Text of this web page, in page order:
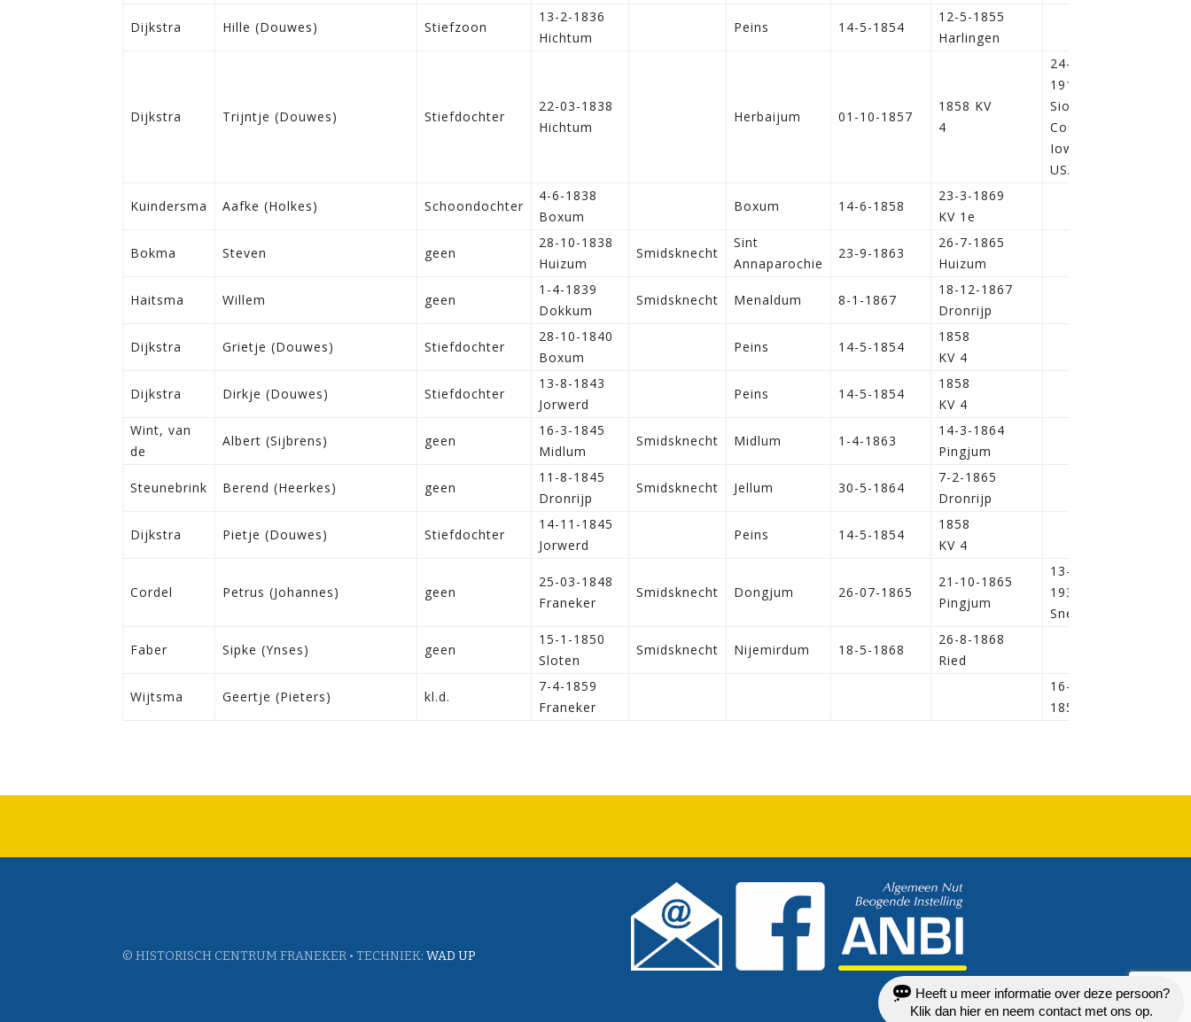
Dijkstra Hille (Douwes) Stiefzoon
13-2-1836
Hichtum
Peins 14-5-1854
12-5-1855
Harlingen
Dijkstra Trijntje (Douwes) Stiefdochter
22-03-1838
Hichtum
Herbaijum 01-10-1857
1858 KV
4
24-12-
1919,
Sioux
County,
Iowa,
USA
Kuindersma Aafke (Holkes) Schoondochter
4-6-1838
Boxum
Boxum 14-6-1858
23-3-1869
KV 1e
Bokma Steven geen
28-10-1838
Huizum
Smidsknecht
Sint
Annaparochie
23-9-1863
26-7-1865
Huizum
Haitsma Willem geen
1-4-1839
Dokkum
Smidsknecht Menaldum 8-1-1867
18-12-1867
Dronrijp
Dijkstra Grietje (Douwes) Stiefdochter
28-10-1840
Boxum
Peins 14-5-1854
1858
KV 4
Dijkstra Dirkje (Douwes) Stiefdochter
13-8-1843
Jorwerd
Peins 14-5-1854
1858
KV 4
Wint, van
de
Albert (Sijbrens) geen
16-3-1845
Midlum
Smidsknecht Midlum 1-4-1863
14-3-1864
Pingjum
Steunebrink Berend (Heerkes) geen
11-8-1845
Dronrijp
Smidsknecht Jellum 30-5-1864
7-2-1865
Dronrijp
Dijkstra Pietje (Douwes) Stiefdochter
14-11-1845
Jorwerd
Peins 14-5-1854
1858
KV 4
Cordel Petrus (Johannes) geen
25-03-1848
Franeker
Smidsknecht Dongjum 26-07-1865
21-10-1865
Pingjum
13-09-
1930,
Sneek
Faber Sipke (Ynses) geen
15-1-1850
Sloten
Smidsknecht Nijemirdum 18-5-1868
26-8-1868
Ried
Wijtsma Geertje (Pieters) kl.d.
7-4-1859
Franeker
16-06-
1859
© HISTORISCH CENTRUM FRANEKER • TECHNIEK: WAD UP
Heeft u meer informatie over deze persoon?
Klik dan hier en neem contact met ons op.